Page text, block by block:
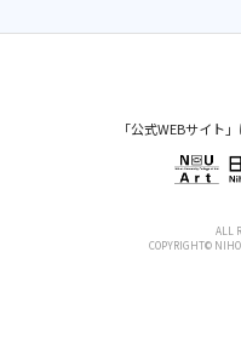
「公式WEBサイト
ALL
COPYRIGHT©